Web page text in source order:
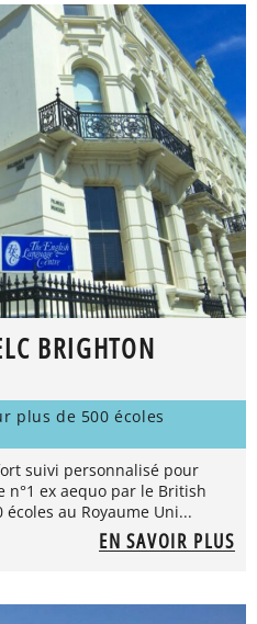
BRIGHTON
plus de 500 écoles
suivi personnalisé pour
n°1 ex aequo par le British
au Royaume Uni...
EN SAVOIR PLUS